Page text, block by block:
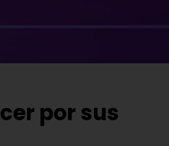
por sus